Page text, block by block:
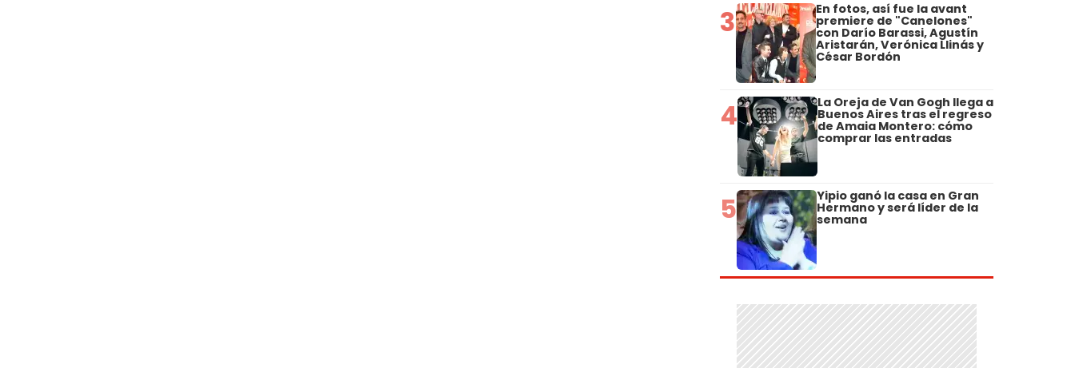
3 En fotos, así fue la avant
premiere de "Canelones"
con Darío Barassi, Agustín
Aristarán, Verónica Llinás y
César Bordón
4 La Oreja de Van Gogh llega a
Buenos Aires tras el regreso
de Amaia Montero: cómo
comprar las entradas
5 Yipio ganó la casa en Gran
Hermano y será líder de la
semana